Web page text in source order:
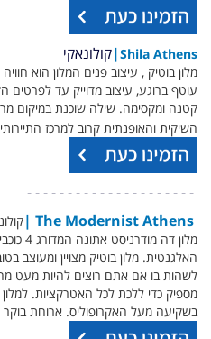
Shila Athens
|קולונאקי
מלון בוטיק , עיצוב פנים המלון הוא
עוטף ברוגע, עיצוב מדוייק עד לפרטים
קטנה ומקסימה. שילה שוכנת במיקום
השיקית והאופנתית קרוב למרכז
- - - - - - - - - - - - - - - - - - - - -
The Modernist Athens
|
מלון דה
האלגנטית. מלון בוטיק מצויין ומעוצב
לשהות בו אם אתם רוצים להיות מעט
מספיק כדי ללכת לכל האטרקציות.
בשקיעה מעל האקרופוליס. ארוחת